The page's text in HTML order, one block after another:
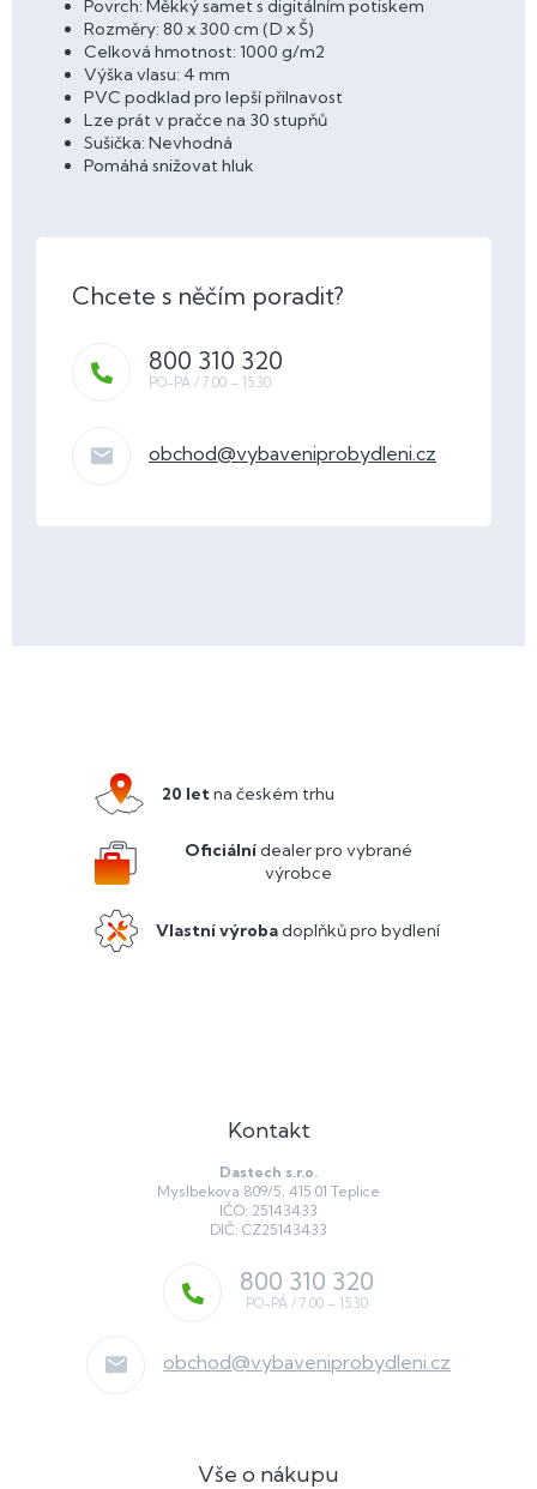
Povrch: Měkký samet s digitálním potiskem
Rozměry: 80 x 300 cm (D x Š)
Celková hmotnost: 1000 g/m2
Výška vlasu: 4 mm
PVC podklad pro lepší přilnavost
Lze prát v pračce na 30 stupňů
Sušička: Nevhodná
Pomáhá snižovat hluk
obchod@vybaveniprobydleni.cz
800 310 320
20 letna českém trhu
Oficiálnídealer pro vybrané
výrobce
Vlastní výrobadoplňků pro bydlení
Kontakt
Dastech s.r.o.
Myslbekova 809/5, 415 01 Teplice
IČO: 25143433
DIČ: CZ25143433
obchod@vybaveniprobydleni.cz
800 310 320
Vše o nákupu